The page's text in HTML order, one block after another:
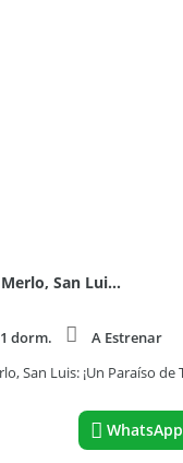
Casa en Villa Elena, Merlo, San Luis: ¡Un Paraíso de Tranquilidad y Paisajes Únicos!
1 dorm.
A Estrenar
WhatsApp